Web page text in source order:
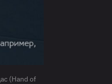
(Hand of